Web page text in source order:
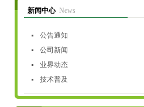
新闻中心 News
公告通知
公司新闻
业界动态
技术普及